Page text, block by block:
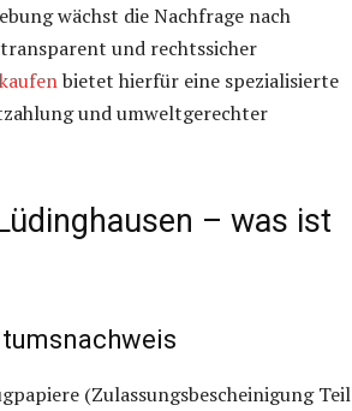
wächst die Nachfrage nach
und rechtssicher
bietet hierfür eine spezialisierte
und umweltgerechter
– was ist
(Zulassungsbescheinigung Teil